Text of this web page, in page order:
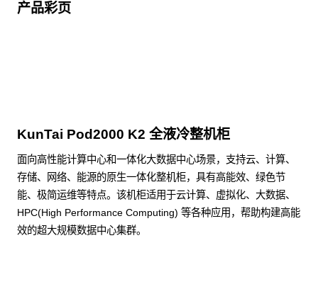
产品彩页
KunTai Pod2000 K2 全液冷整机柜
面向高性能计算中心和一体化大数据中心场景，支持云、计算、
存储、网络、能源的原生一体化整机柜，具有高能效、绿色节
能、极简运维等特点。该机柜适用于云计算、虚拟化、大数据、
HPC(High Performance Computing) 等各种应用，帮助构建高能
效的超大规模数据中心集群。